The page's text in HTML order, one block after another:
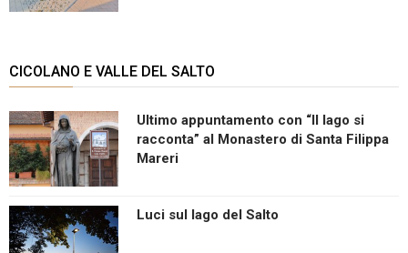
CICOLANO E VALLE DEL SALTO
Ultimo appuntamento con “Il lago si
racconta” al Monastero di Santa Filippa
Mareri
Luci sul lago del Salto